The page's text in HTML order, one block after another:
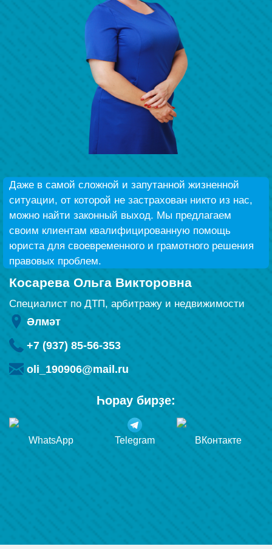
Видео тураһында беҙ
Даже в самой сложной и запутанной жизненной
ситуации, от которой не застрахован никто из нас,
можно найти законный выход. Мы предлагаем
своим клиентам квалифицированную помощь
юриста для своевременного и грамотного решения
правовых проблем.
Косарева Ольга Викторовна
Специалист по ДТП, арбитражу и недвижимости
Әлмәт
+7 (937) 85-56-353
oli_190906@mail.ru
Һорау бирҙе:
WhatsApp Telegram ВКонтакте